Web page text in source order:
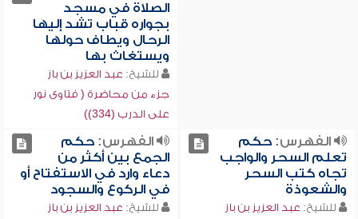
الصلاة في مسجد
بجواره قباب تشد إليها
الرحال ويطاف حولها
ويستغاث بها
للشيخ: عبد العزيز بن باز
جزء من محاضرة ( فتاوى نور
على الدرب (334))
الفهرس:حكم
تعلم السحر والواجب
تجاه كتب السحر
والشعوذة
للشيخ: عبد العزيز بن باز
الفهرس:حكم
الجمع بين أكثر من
دعاء وارد في الاستفتاح أو
في الركوع والسجود
للشيخ: عبد العزيز بن باز